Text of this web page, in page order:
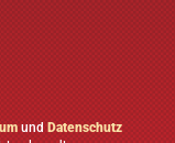
undDatenschutz